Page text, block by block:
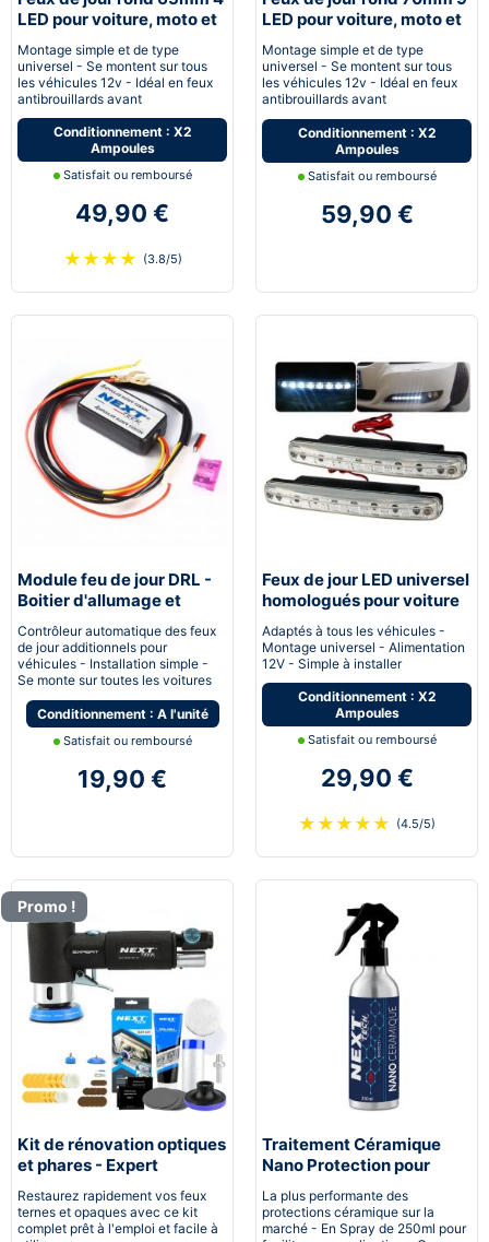
LED pour voiture, moto et
Montage simple et de type
universel - Se montent sur tous
les véhicules 12v - Idéal en feux
antibrouillards avant
Conditionnement : X2
Ampoules
Satisfait ou remboursé
49,90 €
★ ★ ★ ★ (3.8/5)
LED pour voiture, moto et
Montage simple et de type
universel - Se montent sur tous
les véhicules 12v - Idéal en feux
antibrouillards avant
Conditionnement : X2
Ampoules
Satisfait ou remboursé
59,90 €
Module feu de jour DRL -
Boitier d'allumage et
extinction automatique
pour feux de jour Led
Contrôleur automatique des feux
de jour additionnels pour
véhicules - Installation simple -
Se monte sur toutes les voitures
Conditionnement : A l'unité
Satisfait ou remboursé
19,90 €
Feux de jour LED universel
homologués pour voiture
moto quad
Adaptés à tous les véhicules -
Montage universel - Alimentation
12V - Simple à installer
Conditionnement : X2
Ampoules
Satisfait ou remboursé
29,90 €
★ ★ ★ ★ ★ (4.5/5)
Promo !
Kit de rénovation optiques
et phares - Expert
Restaurez rapidement vos feux
ternes et opaques avec ce kit
complet prêt à l'emploi et facile à
Traitement Céramique
Nano Protection pour
La plus performante des
protections céramique sur la
marché - En Spray de 250ml pour